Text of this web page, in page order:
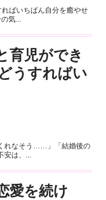
ばいちばん自分を癒やせ
気...
育児ができ
うすればい
れなそう……」「結婚後の
安は、...
愛を続け